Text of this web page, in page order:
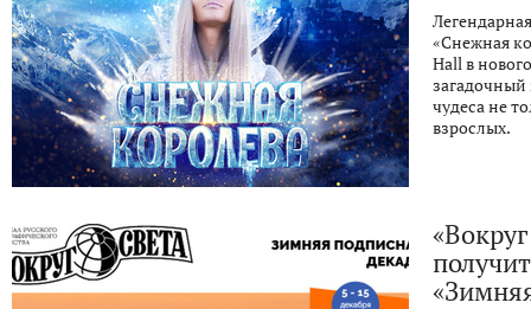
«Снежная
Hall в
загадочный
чудеса не
взрослых.